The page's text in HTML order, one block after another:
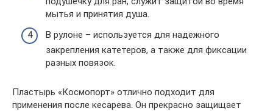
мытья и принятия душа.
В рулоне – используется для надежного
закрепления катетеров, а также для фиксации
разных повязок.
Пластырь «Космопорт» отлично подходит для
применения после кесарева. Он прекрасно защищает